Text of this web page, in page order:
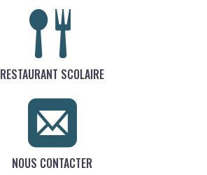
RESTAURANT SCOLAIRE
NOUS CONTACTER